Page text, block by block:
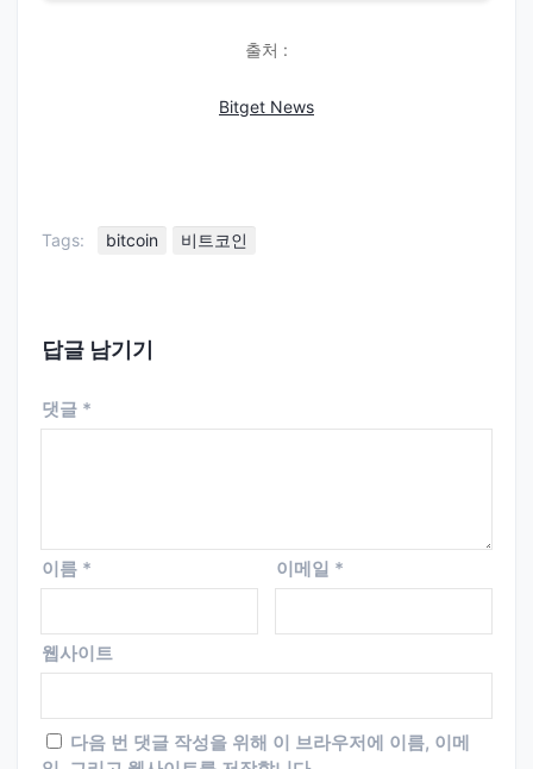
출처 :
Bitget News
Tags: bitcoin 비트코인
답글 남기기
댓글 *
이름 * 이메일 *
웹사이트
다음 번 댓글 작성을 위해 이 브라우저에 이름, 이메